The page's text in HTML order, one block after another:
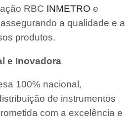
RBC INMETRO e
a qualidade e a
produtos.
e Inovadora
100% nacional,
de instrumentos
com a excelência e